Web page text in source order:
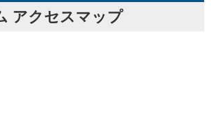
アクセスマップ